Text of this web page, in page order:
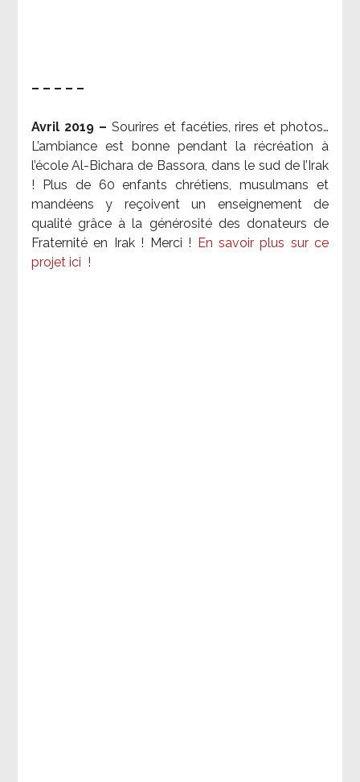
– – – – –
Avril 2019 – Sourires et facéties, rires et photos…
L’ambiance est bonne pendant la récréation à
l’école Al-Bichara de Bassora, dans le sud de l’Irak
! Plus de 60 enfants chrétiens, musulmans et
mandéens y reçoivent un enseignement de
qualité grâce à la générosité des donateurs de
Fraternité en Irak ! Merci ! En savoir plus sur ce
projet ici !